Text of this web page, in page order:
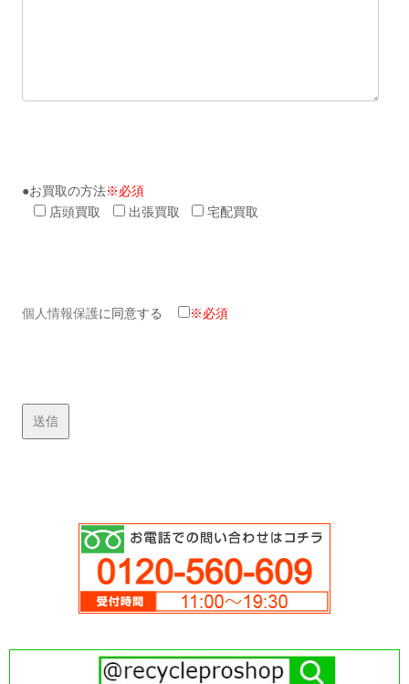
●お買取の方法※必須
店頭買取
出張買取 宅配買取
個人情報保護に同意する ※必須